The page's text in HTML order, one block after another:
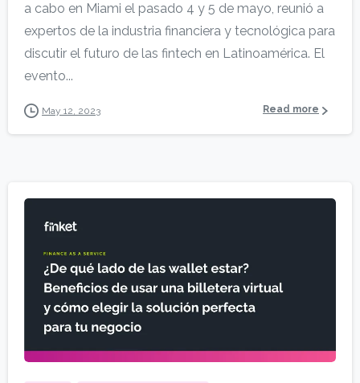
a cabo en Miami el pasado 4 y 5 de mayo, reunió a
expertos de la industria financiera y tecnológica para
discutir el futuro de las fintech en Latinoamérica. El
evento...
May 12, 2023 Read more